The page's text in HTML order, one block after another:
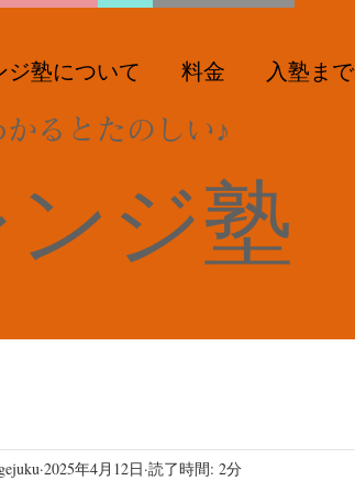
ジ塾について 料金 入塾まで
るとたのしい♪
ジ塾
2025年4月12日 読了時間: 2分